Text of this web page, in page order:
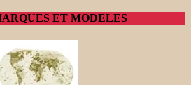
ET MODELES